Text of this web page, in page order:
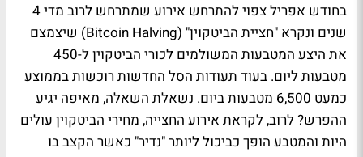
בחודש אפריל צפוי להתרחש אירוע שמתרחש לרוב מדי 4
שנים ונקרא "חציית הביטקוין" (Bitcoin Halving) שיצמצם
את היצע המטבעות המשולמים לכורי הביטקוין ל-450
מטבעות ליום. בעוד תעודות הסל החדשות רוכשות בממוצע
כמעט 6,500 מטבעות ביום. נשאלת השאלה, מאיפה יגיע
ההפרש? לרוב, לקראת אירוע החצייה, מחירי הביטקוין עולים
היות והמטבע הופך כביכול ליותר "נדיר" כאשר הקצב בו